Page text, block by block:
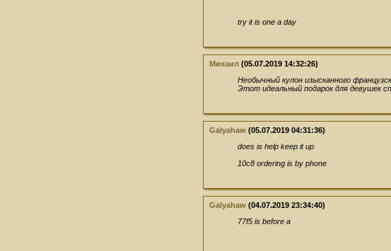
try it is one a day
Михаил (05.07.2019 14:32:26)
Необычный кулон изысканного
Этот идеальный подарок для девушек
Galyahaw (05.07.2019 04:31:36)
does is help keep it up
10c8 ordering is by phone
Galyahaw (04.07.2019 23:34:40)
77f5 is before a